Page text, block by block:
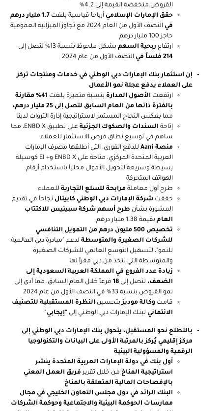
القروض منخفضة القيمة إلى 4.2%
حقق الإمارات الإسلامي أرباحاً قياسية بلغت
1.7 مليار درهم
في
النصف الأول من العام 2024 مع تجاوز الميزانية العمومية
حاجز 100 مليار درهم
ارتفاع ربحية السهم بشكل ملحوظ بنسبة 13% لتصل إلى
214 فلساً في
النصف الأول من عام 2024
إن استثمار بنك الإمارات دبي الوطني في خدمات ومنتجات تركز
على العملاء يدفع عجلة نمو الأعمال
ارتفعت الأصول المدارة بنسبة متميزة بلغت
41% مقارنة
بالفترة ذاتها من العام السابق لتصل إلى 25 مليار درهم،
مما يعكس النجاح المستمر لاستراتيجية إدارة الثروات لدينا
إتاحة السندات والصكوك الجزئية
على تطبيق ENBD X، مما
ساهم في توسيع نطاق فرص الاستثمار للعملاء
منصة Aani
للدفع الفوري، التي أطلقها مصرف الإمارات
العربية المتحدة المركزي، متاحة على ENBD X و+ EI كوسيلة
بسيطة وسريعة لتحويل الأموال محلياً باستخدام أرقام
الهواتف المتحركة
طرح أول معاملة مرابحة للسلع التجارية للعملاء
حققت شركة الإمارات دبي الوطني كابيتال نجاحاً في تقديم
المشورة بشأن طرح أسهم شركة سبينيس للاكتتاب
العام بقيمة 1.38 مليار درهم
تخصيص 500 مليون درهم من التمويل التنافسي
للشركات الصغيرة والمتوسطة لدعم "مبادرة دبي العالمية
للنمو"، لتسهيل التوسع العالمي للشركات الصغيرة
والمتوسطة التي تتخذ من دبي مقراً لها
زيادة عدد الفروع في المملكة العربية السعودية إلى
الضعف، لتصل إلى 18 فرعاً خلال العام السابق، مما أدى إلى
نمو القروض بنسبة 33% في النصف الأول من عام 2024
قامت وكالة موديز بتحسين النظرة المستقبلية للتصنيف
الائتماني لبنك الإمارات دبي الوطني إلى "إيجابي"
بالتطلع نحو المستقبل، يتحول بنك الإمارات دبي الوطني إلى
مركز إقليمي يُركز بالمرتبة الأولى على البيانات والتكنولوجيا
الرقمية والمسؤولية البيئية
أول بنك في دولة الإمارات العربية المتحدة ينشر
استراتيجية المناخ من خلال تقريرفريق العمل المعني
بالإفصاحات المالية المتعلقة بالمناخ
البنك الرائد في دول مجلس التعاون الخليجي في مجال
ممارسات الحوكمة البيئية والاجتماعية وحوكمة الشركات